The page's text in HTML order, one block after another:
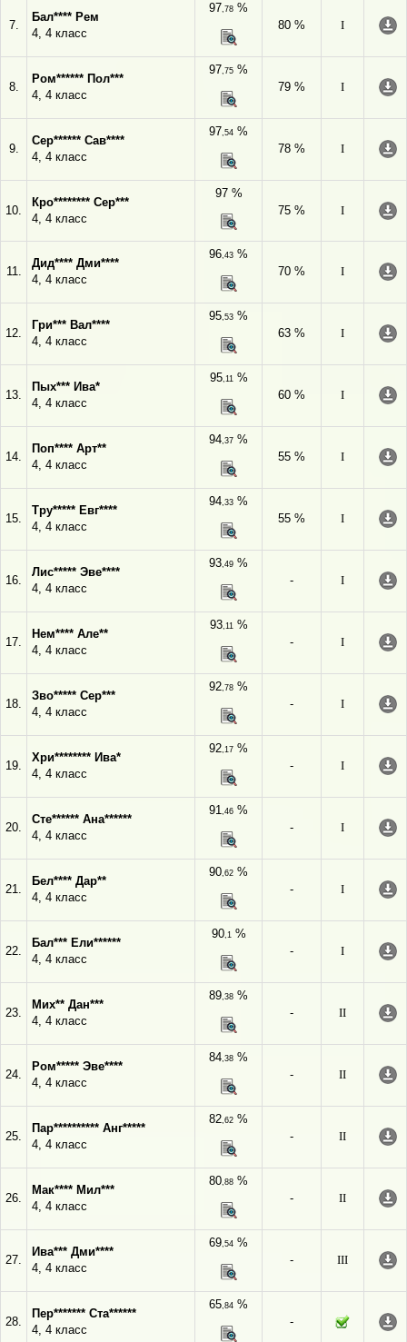
7.
Бал**** Рем
4, 4 класс
97,78 %
80 %
I
8.
Ром****** Пол***
4, 4 класс
97,75 %
79 %
I
9.
Сер****** Сав****
4, 4 класс
97,54 %
78 %
I
10.
Кро******** Сер***
4, 4 класс
97 %
75 %
I
11.
Дид**** Дми****
4, 4 класс
96,43 %
70 %
I
12.
Гри*** Вал****
4, 4 класс
95,53 %
63 %
I
13.
Пых*** Ива*
4, 4 класс
95,11%
60 %
I
14.
Поп**** Арт**
4, 4 класс
94,37 %
55 %
I
15.
Тру***** Евг****
4, 4 класс
94,33 %
55 %
I
16.
Лис***** Эве****
4, 4 класс
93,49 %
-
I
17.
Нем**** Але**
4, 4 класс
93,11%
-
I
18.
Зво***** Сер***
4, 4 класс
92,78 %
-
I
19.
Хри******** Ива*
4, 4 класс
92,17 %
-
I
20.
Сте****** Ана******
4, 4 класс
91,46 %
-
I
21.
Бел**** Дар**
4, 4 класс
90,62 %
-
I
22.
Бал*** Ели******
4, 4 класс
90,1%
-
I
23.
Мих** Дан***
4, 4 класс
89,38 %
-
II
24.
Ром***** Эве****
4, 4 класс
84,38 %
-
II
25.
Пар********** Анг*****
4, 4 класс
82,62 %
-
II
26.
Мак**** Мил***
4, 4 класс
80,88 %
-
II
27.
Ива*** Дми****
4, 4 класс
69,54 %
-
III
28.
Пер******* Ста******
4, 4 класс
65,84 %
-